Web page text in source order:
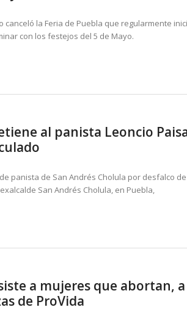
canceló la Feria de Puebla que regularmente
con los festejos del 5 de Mayo.
al panista Leoncio
panista de San Andrés Cholula por desfalco de
San Andrés Cholula, en Puebla,
a mujeres que abortan, a
de ProVida